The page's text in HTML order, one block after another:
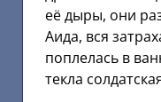
её дыры, они
Аида, вся
поплелась в
текла